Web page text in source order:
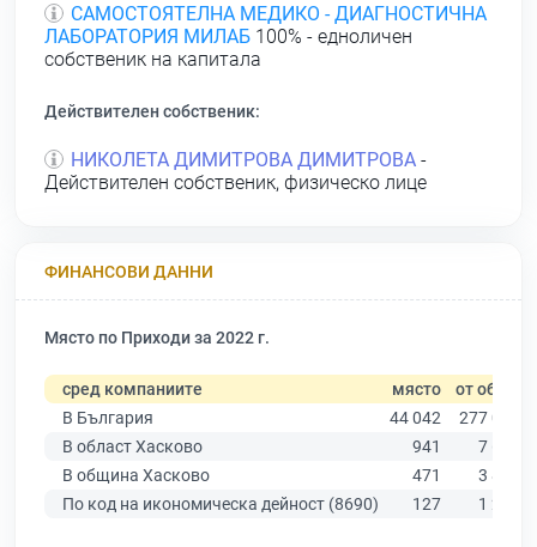
САМОСТОЯТЕЛНА МЕДИКО - ДИАГНОСТИЧНА
ЛАБОРАТОРИЯ МИЛАБ 100% - едноличен
собственик на капитала
Действителен собственик:
НИКОЛЕТА ДИМИТРОВА ДИМИТРОВА -
Действителен собственик, физическо лице
ФИНАНСОВИ ДАННИ
Място по Приходи за 2022 г.
сред компаниите място от общо
В България
44 042
277 019
В област Хасково
941
7 664
В община Хасково
471
3 838
По код на икономическа дейност (8690)
127 1 204